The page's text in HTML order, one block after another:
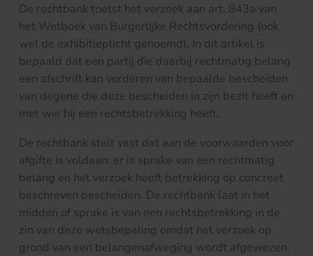
De rechtbank toetst het verzoek aan art. 843a van
het Wetboek van Burgerlijke Rechtsvordering (ook
wel de exhibitieplicht genoemd). In dit artikel is
bepaald dat een partij die daarbij rechtmatig belang
een afschrift kan vorderen van bepaalde bescheiden
van degene die deze bescheiden in zijn bezit heeft en
met wie hij een rechtsbetrekking heeft.
De rechtbank stelt vast dat aan de voorwaarden voor
afgifte is voldaan: er is sprake van een rechtmatig
belang en het verzoek heeft betrekking op concreet
beschreven bescheiden. De rechtbank laat in het
midden of sprake is van een rechtsbetrekking in de
zin van deze wetsbepaling omdat het verzoek op
grond van een belangenafweging wordt afgewezen.